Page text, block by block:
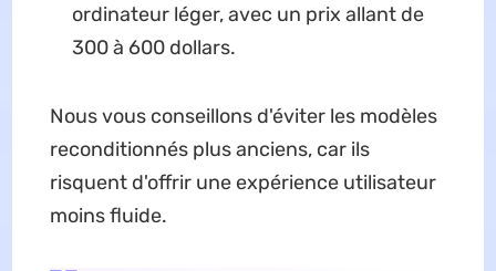
ordinateur léger, avec un prix allant de
300 à 600 dollars.
Nous vous conseillons d'éviter les modèles
reconditionnés plus anciens, car ils
risquent d'offrir une expérience utilisateur
moins fluide.